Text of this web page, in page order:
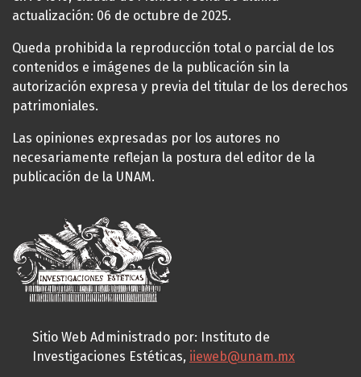
actualización: 06 de octubre de 2025.
Queda prohibida la reproducción total o parcial de los
contenidos e imágenes de la publicación sin la
autorización expresa y previa del titular de los derechos
patrimoniales.
Las opiniones expresadas por los autores no
necesariamente reflejan la postura del editor de la
publicación de la UNAM.
Sitio Web Administrado por: Instituto de
Investigaciones Estéticas, iieweb@unam.mx